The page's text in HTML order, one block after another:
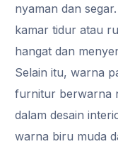
nyaman dan
kamar tidur atau
hangat dan
Selain itu, warna
furnitur berwarna
dalam desain
warna biru muda